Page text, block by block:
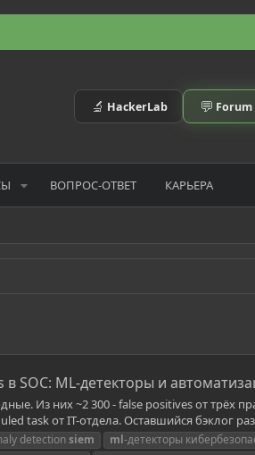
🔬 HackerLab 💬 Forum
ВОПРОС-ОТВЕТ КАРЬЕРА
SOC: ML-детекторы и
Из них ~2 300 - false positives от
task от IT-отдела. Оставшийся бэклог
detectionsiem ml-детекторы